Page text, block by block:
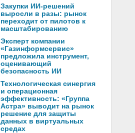
Закупки ИИ-решений
выросли в разы: рынок
переходит от пилотов к
масштабированию
Эксперт компании
«Газинформсервис»
предложила инструмент,
оценивающий
безопасность ИИ
Технологическая синергия
и операционная
эффективность: «Группа
Астра» выводит на рынок
решение для защиты
данных в виртуальных
средах